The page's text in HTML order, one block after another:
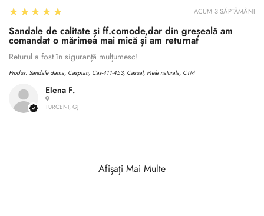
Elena F.
TURCENI, GJ
5
★★★★★
Sandale de calitate și ff.comode,dar din greșeală am
comandat o mărimea mai mică și am returnat
Returul a fost în siguranță mulțumesc!
Produs: Sandale dama, Caspian, Cas-411-453, Casual, Piele naturala, CTM
ACUM 3 SĂPTĂMÂNI
Afișați Mai Multe